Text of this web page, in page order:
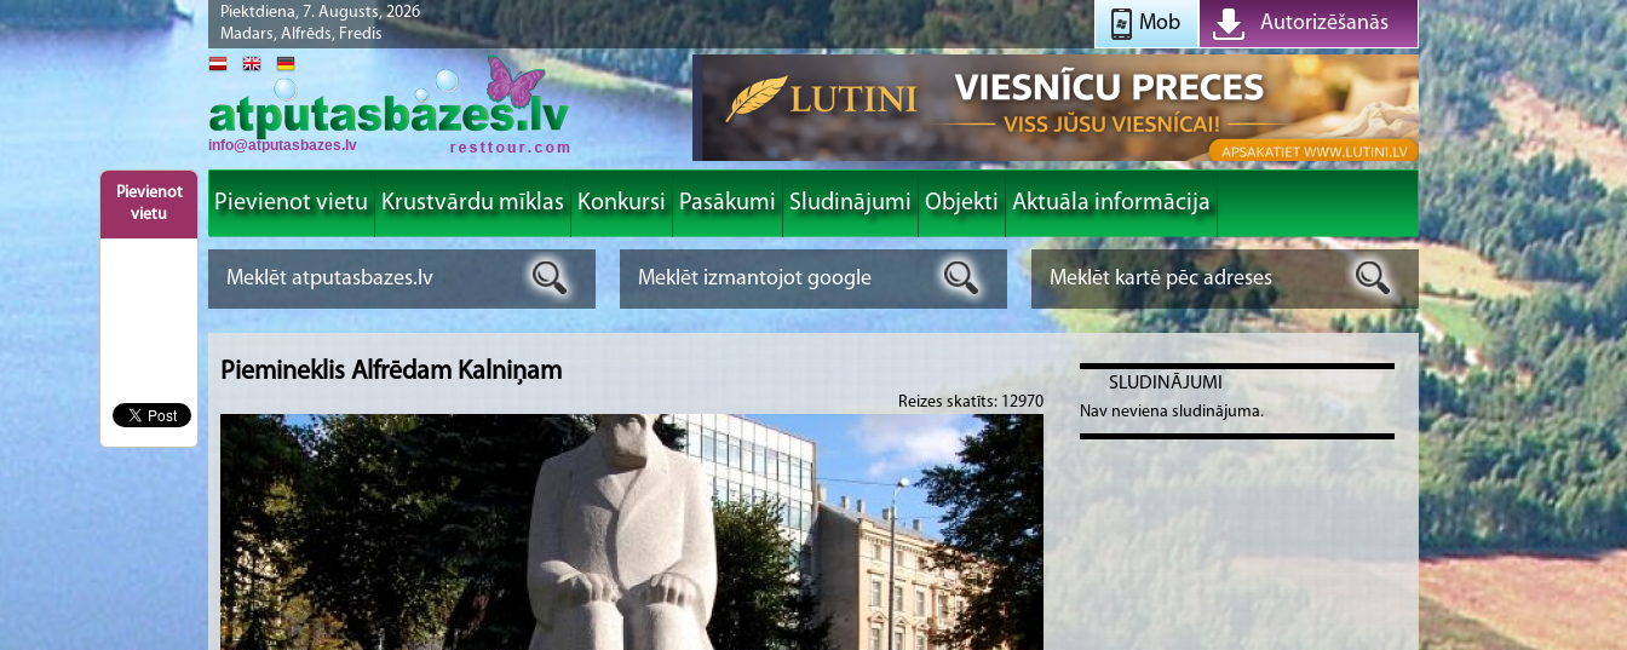
Piektdiena, 7. Augusts, 2026
Madars, Alfrēds, Fredis
Autorizēšanās
Mob
Pievienot
vietu
info@atputasbazes.lv
Pievienot vietu Krustvārdu mīklas Konkursi Pasākumi Sludinājumi Objekti Aktuāla informācija
Piemineklis Alfrēdam Kalniņam
Reizes skatīts: 12970
SLUDINĀJUMI
Nav neviena sludinājuma.